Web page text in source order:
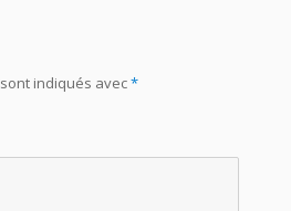
indiqués avec*